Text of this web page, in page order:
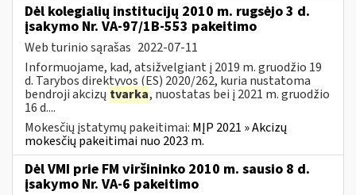
Dėl kolegialių institucijų 2010 m. rugsėjo 3 d.
įsakymo Nr. VA-97/1B-553 pakeitimo
Web turinio sąrašas 2022-07-11
Informuojame, kad, atsižvelgiant į 2019 m. gruodžio 19
d. Tarybos direktyvos (ES) 2020/262, kuria nustatoma
bendroji akcizų tvarka, nuostatas bei į 2021 m. gruodžio
16 d....
Mokesčių įstatymų pakeitimai: MĮP 2021 » Akcizų
mokesčių pakeitimai nuo 2023 m.
Dėl VMI prie FM viršininko 2010 m. sausio 8 d.
įsakymo Nr. VA-6 pakeitimo